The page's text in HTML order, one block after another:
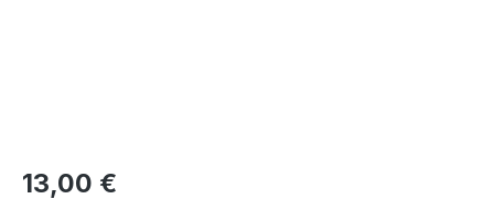
Regulärer Preis:
13,00 €